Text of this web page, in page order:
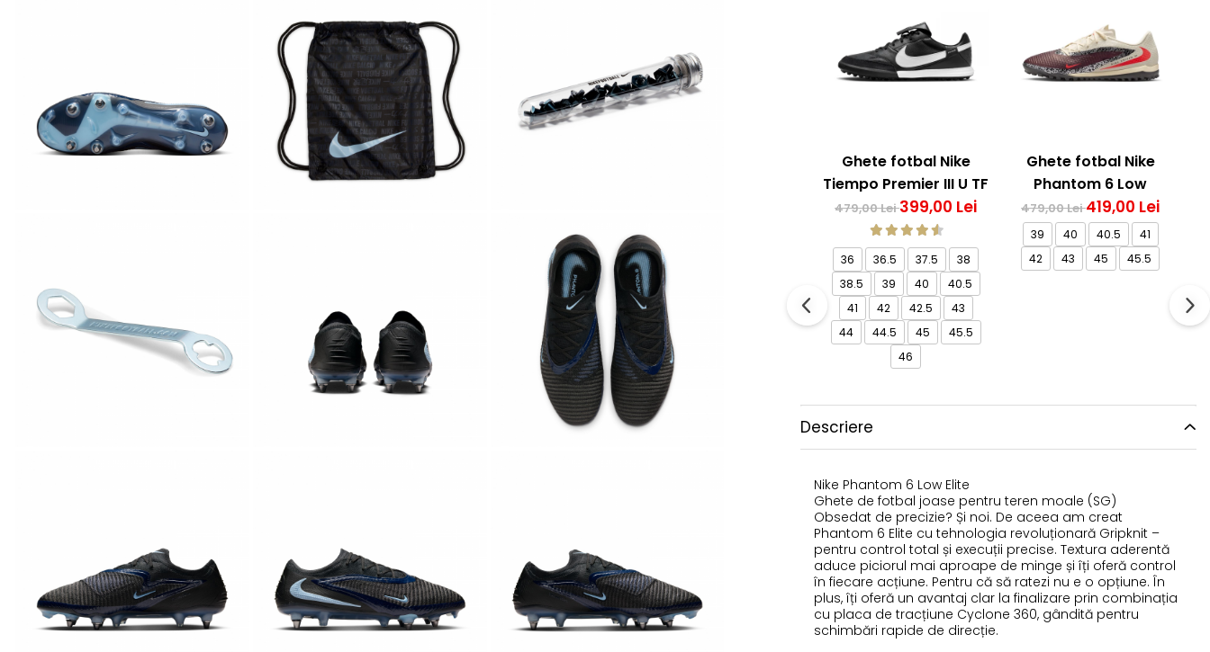
Ghete fotbal Nike
Tiempo Premier III U TF
479,00 Lei399,00 Lei
36 36.5 37.5
38
38.5
39 40
40.5
41
42 42.5
43
44
44.5 45
45.5
46
Ghete fotbal Nike
Phantom 6 Low
Academy TF NU3
479,00 Lei419,00 Lei
39 40 40.5
41
42
43 45 45.5
Descriere
Nike Phantom 6 Low Elite
Ghete de fotbal joase pentru teren moale (SG)
Obsedat de precizie? Și noi. De aceea am creat
Phantom 6 Elite cu tehnologia revoluționară Gripknit –
pentru control total și execuții precise. Textura aderentă
aduce piciorul mai aproape de minge și îți oferă control
în fiecare acțiune. Pentru că să ratezi nu e o opțiune. În
plus, îți oferă un avantaj clar la finalizare prin combinația
cu placa de tracțiune Cyclone 360, gândită pentru
schimbări rapide de direcție.